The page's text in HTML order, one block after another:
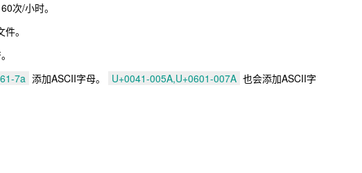
次/小时。
。
7a 添加ASCII字母。 U+0041-005A,U+0601-007A 也会添加ASCII字